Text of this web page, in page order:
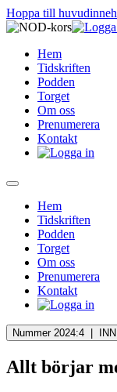
Hoppa till
Hem
Tidskriften
Podden
Torget
Om oss
Prenumerera
Kontakt
Hem
Tidskriften
Podden
Torget
Om oss
Prenumerera
Kontakt
Nummer 2024:4 |
Allt börjar